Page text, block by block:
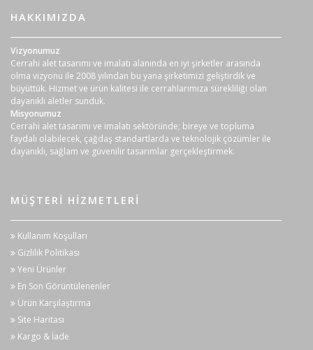
HAKKIMIZDA
Vizyonumuz
Cerrahi alet tasarımı ve imalatı alanında en iyi şirketler arasında
olma vizyonu ile 2008 yılından bu yana şirketimizi geliştirdik ve
büyüttük. Hizmet ve ürün kalitesi ile cerrahlarımıza sürekliliği olan
dayanıklı aletler sunduk.
Misyonumuz
Cerrahi alet tasarımı ve imalatı sektöründe; bireye ve topluma
faydalı olabilecek, çağdaş standartlarda ve teknolojik çözümler ile
dayanıklı, sağlam ve güvenilir tasarımlar gerçekleştirmek.
MÜŞTERI HIZMETLERI
Kullanım Koşulları
Gizlilik Politikası
Yeni Ürünler
En Son Görüntülenenler
Ürün Karşılaştırma
Site Haritası
Kargo & İade